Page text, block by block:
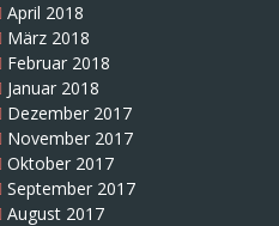
April 2018
März 2018
Februar 2018
Januar 2018
Dezember 2017
November 2017
Oktober 2017
September 2017
August 2017